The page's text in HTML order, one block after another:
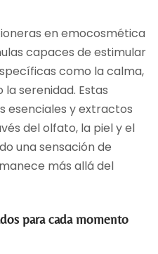
en emocosmética
capaces de estimular
como la calma,
serenidad. Estas
esenciales y extractos
del olfato, la piel y el
una sensación de
más allá del
para cada momento